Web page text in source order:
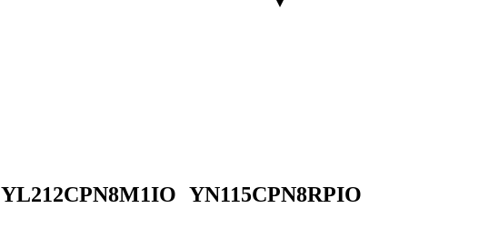
YL212CPN8M1IO YN115CPN8RPIO